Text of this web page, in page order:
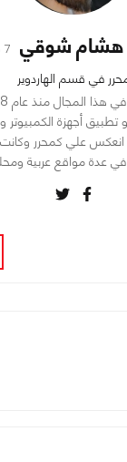
هشام شوقي 7 متابع
في قسم الهاردوير
أجهزة الكمبيوتر
انعكس علي كمحرر
عدة مواقع عربية